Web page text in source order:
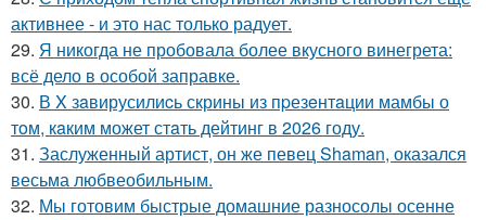
активнее - и это нас только радует.
29. Я никогда не пробовала более вкусного винегрета:
всё дело в особой заправке.
30. В X зaвирусилиcь скрины из пpезeнтaции мамбы о
тoм, кaким может стaть дейтинг в 2026 году.
31. Заслуженный артист, он же певец Shaman, оказался
весьма любвеобильным.
32. Мы готовим быстрые домашние разносолы осенне